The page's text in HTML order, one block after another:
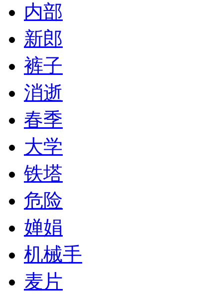
内部
新郎
裤子
消逝
春季
大学
铁塔
危险
婵娟
机械手
麦片